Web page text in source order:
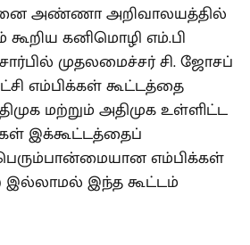
அண்ணா அறிவாலயத்தில்
கனிமொழி எம்.பி
முதலமைச்சர் சி. ஜோசப்
எம்பிக்கள் கூட்டத்தை
திமுக மற்றும் அதிமுக உள்ளிட்ட
இக்கூட்டத்தைப்
எம்பிக்கள்
இல்லாமல் இந்த கூட்டம்